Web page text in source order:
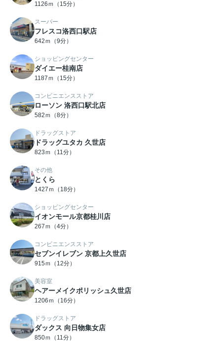
1126ｍ（15分）
スーパー
フレスコ洛西口駅店
642ｍ（9分）
ショッピングセンター
ダイエー桂南店
1187ｍ（15分）
コンビニエンスストア
ローソン 洛西口駅北店
582ｍ（8分）
ドラッグストア
ドラッグユタカ 久世店
823ｍ（11分）
その他
とくら
1427ｍ（18分）
ショッピングセンター
イオンモール京都桂川店
267ｍ（4分）
コンビニエンスストア
セブンイレブン 京都上久世店
915ｍ（12分）
美容室
ヘアーメイクポリッシュ久世店
1206ｍ（16分）
ドラッグストア
ダックス 向日物集女店
850ｍ（11分）